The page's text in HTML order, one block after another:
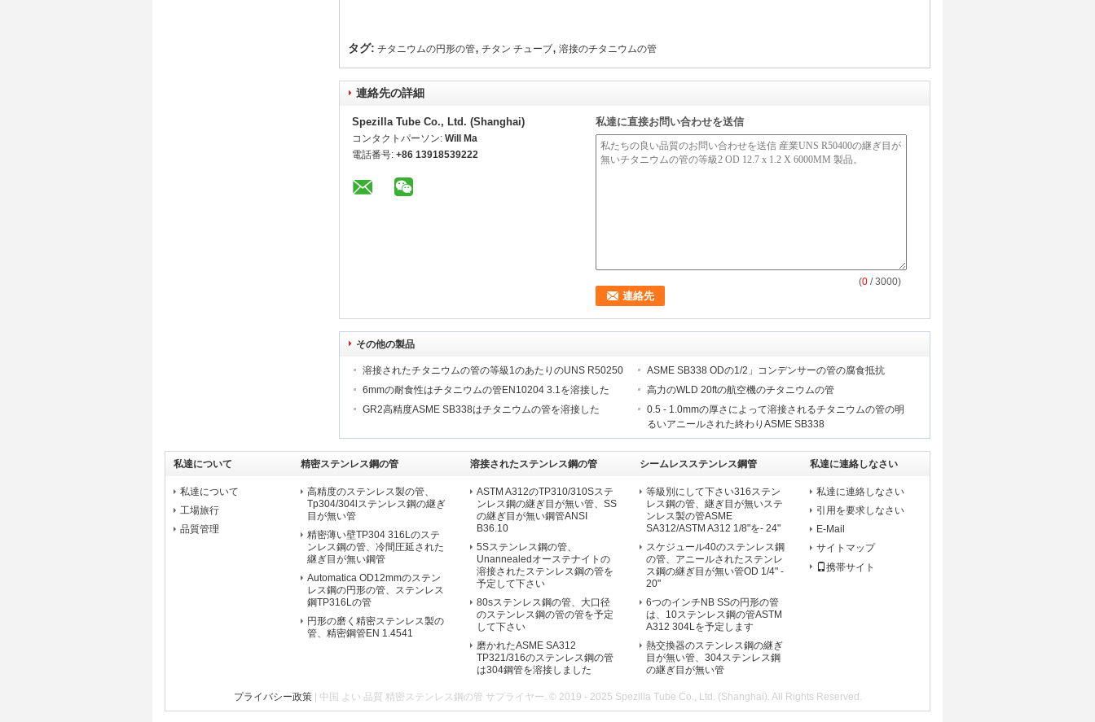
タグ: チタニウムの円形の管, チタン チューブ, 溶接のチタニウムの管
連絡先の詳細
Spezilla Tube Co., Ltd. (Shanghai)
コンタクトパーソン: Will Ma
電話番号: +86 13918539222
私達に直接お問い合わせを送信
(0 / 3000)
その他の製品
溶接されたチタニウムの管の等級1のあたりのUNS R50250
ASME SB338 ODの1/2」コンデンサーの管の腐食抵抗
6mmの耐食性はチタニウムの管EN10204 3.1を溶接した
高力のWLD 20ftの航空機のチタニウムの管
GR2高精度ASME SB338はチタニウムの管を溶接した
0.5 - 1.0mmの厚さによって溶接されるチタニウムの管の明
るいアニールされた終わりASME SB338
私達について
私達について
工場旅行
品質管理
精密ステンレス鋼の管
高精度のステンレス製の管、
Tp304/304lステンレス鋼の継ぎ
目が無い管
精密薄い壁TP304 316Lのステ
ンレス鋼の管、冷間圧延された
継ぎ目が無い鋼管
Automatica OD12mmのステン
レス鋼の円形の管、ステンレス
鋼TP316Lの管
円形の磨く精密ステンレス製の
管、精密鋼管EN 1.4541
溶接されたステンレス鋼の管
ASTM A312のTP310/310Sステ
ンレス鋼の継ぎ目が無い管、SS
の継ぎ目が無い鋼管ANSI
B36.10
5Sステンレス鋼の管、
Unannealedオーステナイトの
溶接されたステンレス鋼の管を
予定して下さい
80sステンレス鋼の管、大口径
のステンレス鋼の管の管を予定
して下さい
磨かれたASME SA312
TP321/316のステンレス鋼の管
は304鋼管を溶接しました
シームレスステンレス鋼管
等級別にして下さい316ステン
レス鋼の管、継ぎ目が無いステ
ンレス製の管ASME
SA312/ASTM A312 1/8"を- 24"
スケジュール40のステンレス鋼
の管、アニールされたステンレ
ス鋼の継ぎ目が無い管OD 1/4" -
20"
6つのインチNB SSの円形の管
は、10ステンレス鋼の管ASTM
A312 304Lを予定します
熱交換器のステンレス鋼の継ぎ
目が無い管、304ステンレス鋼
の継ぎ目が無い管
私達に連絡しなさい
私達に連絡しなさい
引用を要求しなさい
E-Mail
サイトマップ
携帯サイト
プライバシー政策| 中国 よい 品質 精密ステンレス鋼の管 サプライヤー. © 2019 - 2025 Spezilla Tube Co., Ltd. (Shanghai). All Rights Reserved.